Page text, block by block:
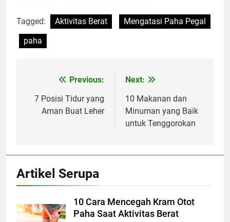
Tagged: Aktivitas Berat
Mengatasi Paha Pegal
paha
Navigasi
pos
Previous:
7 Posisi Tidur yang
Aman Buat Leher
Next:
10 Makanan dan
Minuman yang Baik
untuk Tenggorokan
Artikel Serupa
10 Cara Mencegah Kram Otot
Paha Saat Aktivitas Berat